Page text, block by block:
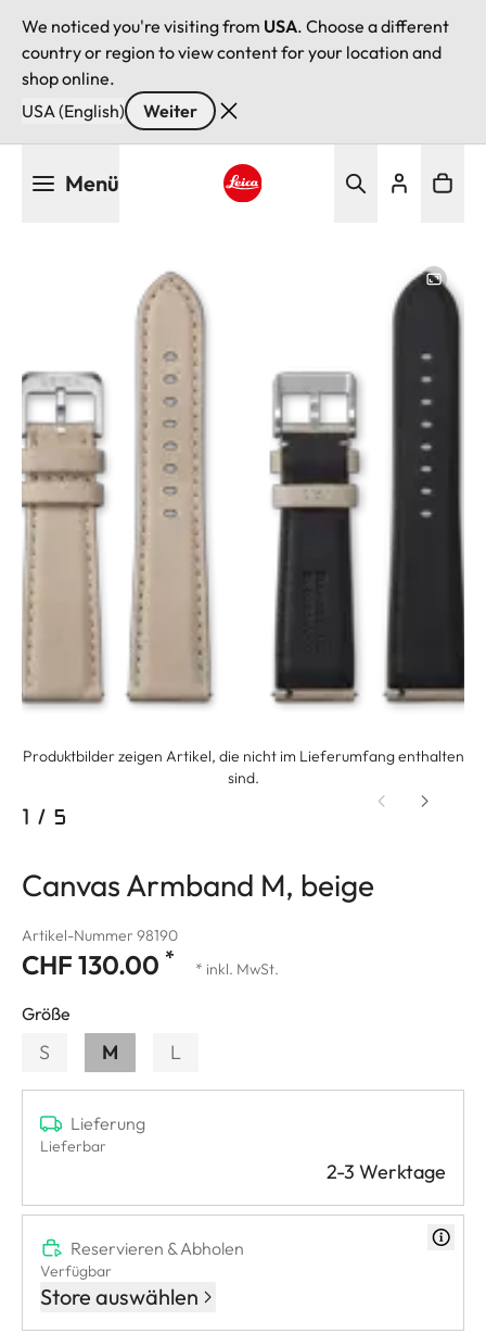
We noticed you're visiting from USA. Choose a different
country or region to view content for your location and
shop online.
USA (English)
Weiter
Menü
Produktbilder zeigen Artikel, die nicht im Lieferumfang enthalten
sind.
1 / 5
Canvas Armband M, beige
Artikel-Nummer 98190
CHF 130.00 * * inkl. MwSt.
Größe
S M L
Lieferung
Lieferbar
2-3 Werktage
Reservieren & Abholen
Verfügbar
Store auswählen